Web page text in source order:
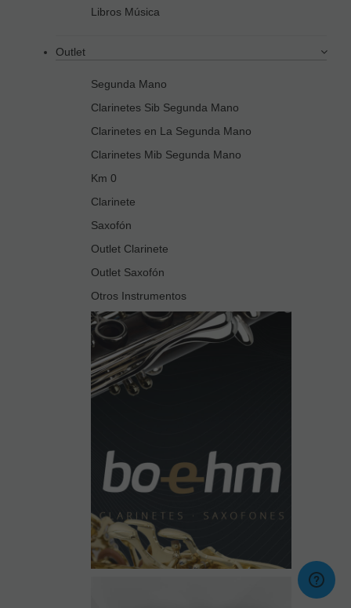
Libros Música
Outlet
Segunda Mano
Clarinetes Sib Segunda Mano
Clarinetes en La Segunda Mano
Clarinetes Mib Segunda Mano
Km 0
Clarinete
Saxofón
Outlet Clarinete
Outlet Saxofón
Otros Instrumentos